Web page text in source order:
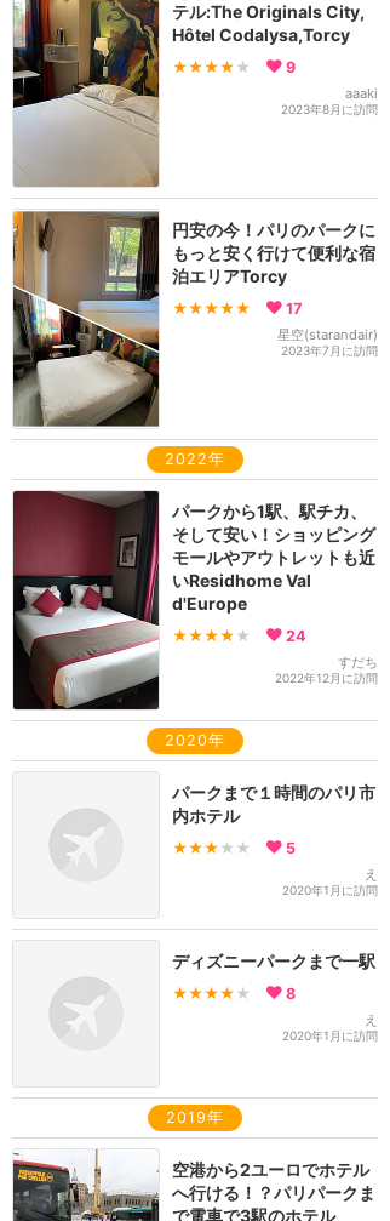
テル:The Originals City,
Hôtel Codalysa,Torcy
★★★★ ★ 9
aaaki
2023年8月に訪問
円安の今！パリのパークに
もっと安く行けて便利な宿
泊エリアTorcy
★★★★★ 17
星空(starandair)
2023年7月に訪問
2022年
パークから1駅、駅チカ、
そして安い！ショッピング
モールやアウトレットも近
いResidhome Val
d'Europe
★★★★ ★ 24
すだち
2022年12月に訪問
2020年
パークまで１時間のパリ市
内ホテル
★★★ ★★ 5
え
2020年1月に訪問
ディズニーパークまで一駅
★★★★ ★ 8
え
2020年1月に訪問
2019年
空港から2ユーロでホテル
へ行ける！？パリパークま
で電車で3駅のホテル